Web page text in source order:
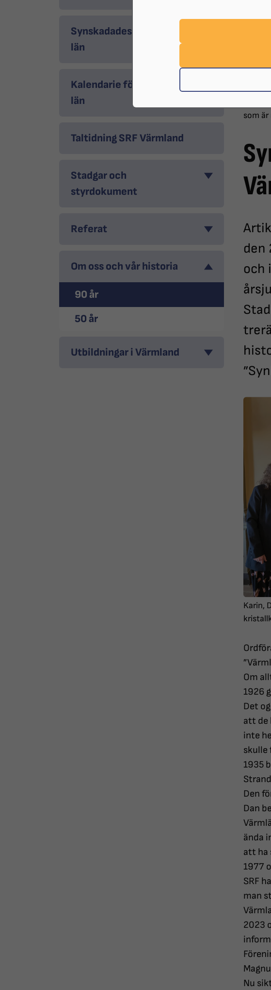
Synskadades Fond i Värmlands
län
Kalendarie för SRF Värmlands
län
Taltidning SRF Värmland
Stadgar och
styrdokument
Referat
Om oss och vår historia
90 år
50 år
Utbildningar i Värmland
som
den
och
Karin,
Om
1926
Det
att de
inte
skulle
1935
Den
Dan
ända
att ha
1977
SRF
man
2023
Nu